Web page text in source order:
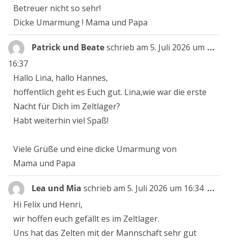
Betreuer nicht so sehr!
Dicke Umarmung ! Mama und Papa
Patrick und Beateschrieb am 5. Juli 2026 um
16:37
Hallo Lina, hallo Hannes,
hoffentlich geht es Euch gut. Lina,wie war die erste
Nacht für Dich im Zeltlager?
Habt weiterhin viel Spaß!
Viele Grüße und eine dicke Umarmung von
Mama und Papa
...
Lea und Mia schrieb am 5. Juli 2026 um 16:34
Hi Felix und Henri,
wir hoffen euch gefällt es im Zeltlager.
Uns hat das Zelten mit der Mannschaft sehr gut
...